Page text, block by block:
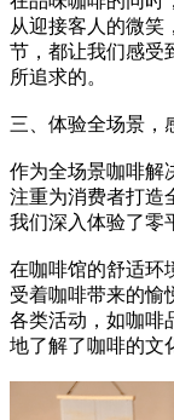
从迎接客人的微笑
节，都让我们感受
所追求的。
三、体验全场景，
作为全场景咖啡解
注重为消费者打造
我们深入体验了零
在咖啡馆的舒适环
受着咖啡带来的愉
各类活动，如咖啡
地了解了咖啡的文